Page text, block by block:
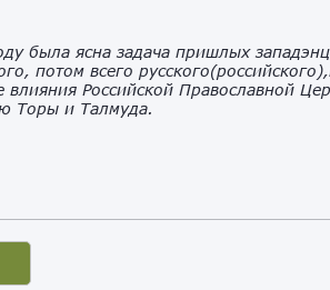
была ясна задача пришлых
потом всего
Российской Православной
Торы и Талмуда.